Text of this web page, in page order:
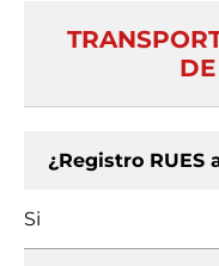
¿Registro RUES
Si